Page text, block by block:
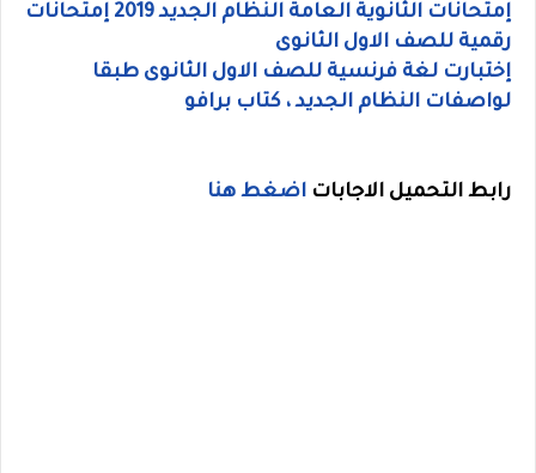
إمتحانات الثانوية العامة النظام الجديد 2019 إمتحانات
رقمية للصف الاول الثانوى
إختبارت لغة فرنسية للصف الاول الثانوى طبقا
لواصفات النظام الجديد ، كتاب برافو
رابط التحميل الاجابات اضغط هنا